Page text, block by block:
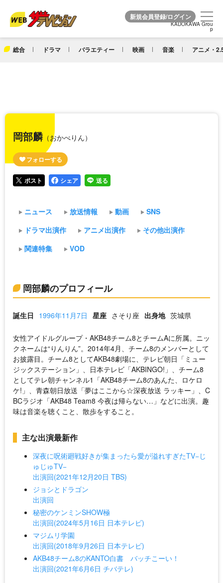
KADOKAWA Grou
p
総合 ドラマ バラエティー 映画 音楽 アニメ・
KADOKAWA Grou
p
岡部麟 （おかべりん）
ポスト シェア 送る
ニュース 放送情報 動画
SNS
ドラマ出演作
アニメ出演作
その他出演作
関連特集
VOD
岡部麟のプロフィール
誕生日 1996年11月7日 星座 さそり座 出身地 茨城県
女性アイドルグループ・AKB48チーム8とチームAに所属。ニッ
クネームは“りんりん”。2014年4月、チーム8のメンバーとして
お披露目。チーム8としてAKB48劇場に、テレビ朝日「ミュー
ジックステーション」、日本テレビ「AKBINGO!」、チーム8
としてテレ朝チャンネル1「AKB48チーム8のあんた、ロケロ
ケ!」、青森朝日放送「夢はここから☆深夜放送 ラッキー」、C
BCラジオ「AKB48 Team8 今夜は帰らない…」などに出演。趣
味は音楽を聴くこと、散歩をすること。
主な出演最新作
深夜に呪術廻戦好きが集まったら愛が溢れすぎたTV−じ
ゅじゅTV−
出演回(2021年12月20日 TBS)
ジョシとドラゴン
出演回
秘密のケンミンSHOW極
出演回(2024年5月16日 日本テレビ)
マジムリ学園
出演回(2018年9月26日 日本テレビ)
AKB48チーム8のKANTO白書 バッチこーい！
出演回(2021年6月6日 チバテレ)